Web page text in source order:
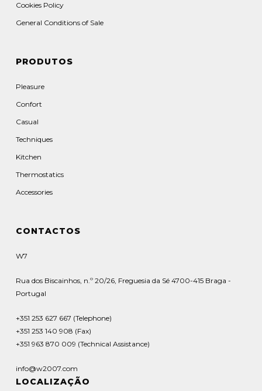
Cookies Policy
General Conditions of Sale
PRODUTOS
Pleasure
Confort
Casual
Techniques
Kitchen
Thermostatics
Accessories
CONTACTOS
W7
Rua dos Biscainhos, n.º 20/26, Freguesia da Sé 4700-415 Braga -
Portugal
+351 253 627 667 (Telephone)
+351 253 140 908 (Fax)
+351 963 870 009 (Technical Assistance)
info@w2007.com
LOCALIZAÇÃO